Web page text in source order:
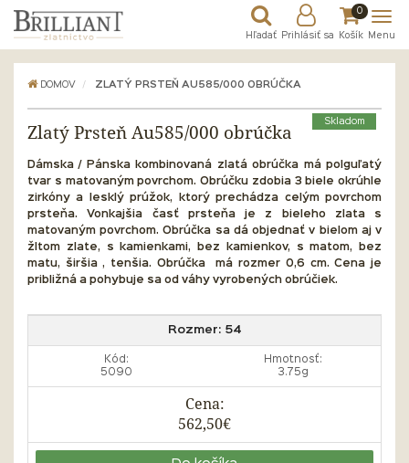
Hľadať Prihlásiť sa
0
Košík Menu
DOMOV ZLATÝ PRSTEŇ AU585/000 OBRÚČKA
Skladom
Zlatý Prsteň Au585/000 obrúčka
Dámska / Pánska kombinovaná zlatá obrúčka má polguľatý
tvar s matovaným povrchom. Obrúčku zdobia 3 biele okrúhle
zirkóny a lesklý prúžok, ktorý prechádza celým povrchom
prsteňa. Vonkajšia časť prsteňa je z bieleho zlata s
matovaným povrchom. Obrúčka sa dá objednať v bielom aj v
žltom zlate, s kamienkami, bez kamienkov, s matom, bez
matu, širšia , tenšia. Obrúčka má rozmer 0,6 cm.Cena je
približná a pohybuje sa od váhy vyrobených obrúčiek.
Rozmer: 54
Kód:
5090
Hmotnosť:
3.75g
Cena:
562,50€